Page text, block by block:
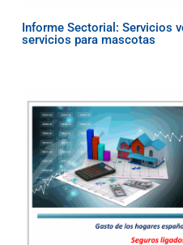
Informe Sectorial: Servicios
servicios para mascotas